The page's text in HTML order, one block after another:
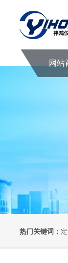
网站
热门关键词：